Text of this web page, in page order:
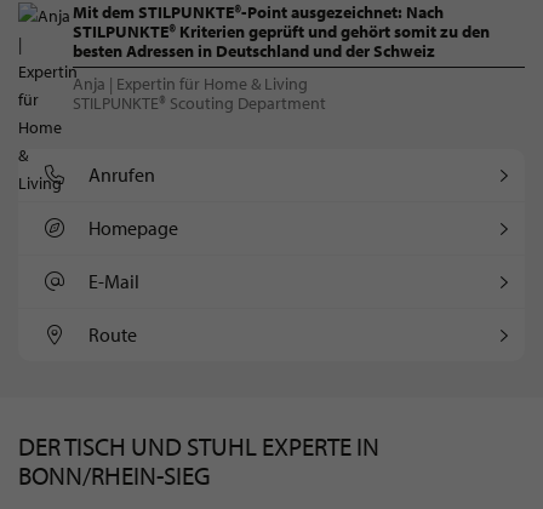
Mit dem STILPUNKTE®-Point ausgezeichnet: Nach
STILPUNKTE® Kriterien geprüft und gehört somit zu den
besten Adressen in Deutschland und der Schweiz
Anja | Expertin für Home & Living
STILPUNKTE® Scouting Department
Anrufen
Homepage
E-Mail
Route
DER TISCH UND STUHL EXPERTE IN
BONN/RHEIN-SIEG